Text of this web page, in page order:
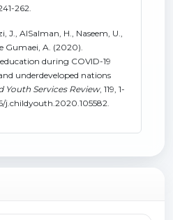
262.
J., AlSalman, H., Naseem, U.,
Gumaei, A. (2020).
during COVID-19
underdeveloped nations
Youth Services Review, 119, 1-
j.childyouth.2020.105582.